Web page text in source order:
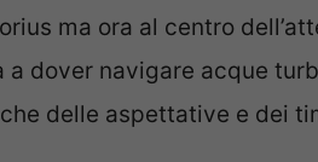
ma ora al centro
a dover navigare acque
delle aspettative e dei